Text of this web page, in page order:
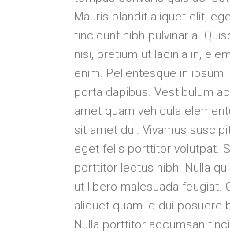
Mauris blandit aliquet elit,
tincidunt nibh pulvinar a.
nisi, pretium ut lacinia in,
enim. Pellentesque in ipsum
porta dapibus. Vestibulum
amet quam vehicula
sit amet dui. Vivamus
eget felis porttitor volutpat.
porttitor lectus nibh. Nulla
ut libero malesuada feugiat.
aliquet quam id dui posuere
Nulla porttitor accumsan